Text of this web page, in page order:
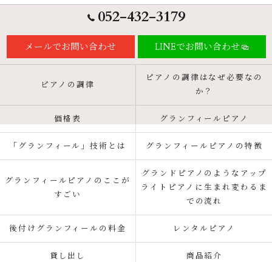
052-432-3179
メールでお問い合わせ LINEでお問い合わせ
ピアノの調律
ピアノの調律はなぜ必要なの
か？
価格表 グランフィールピアノ
「グランフィール」技術とは グランフィールピアノの特徴
グランフィールピアノのここが
すごい
グランドピアノのようなアップ
ライトピアノに生まれ変わるま
での流れ
後付けグランフィールの料金 レンタルピアノ
貸し出し 商品紹介